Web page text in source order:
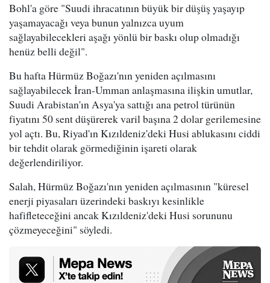
Bohl'a göre "Suudi ihracatının büyük bir düşüş yaşayıp
yaşamayacağı veya bunun yalnızca uyum
sağlayabilecekleri aşağı yönlü bir baskı olup olmadığı
henüz belli değil".
Bu hafta Hürmüz Boğazı'nın yeniden açılmasını
sağlayabilecek İran-Umman anlaşmasına ilişkin umutlar,
Suudi Arabistan'ın Asya'ya sattığı ana petrol türünün
fiyatını 50 sent düşürerek varil başına 2 dolar gerilemesine
yol açtı. Bu, Riyad'ın Kızıldeniz'deki Husi ablukasını ciddi
bir tehdit olarak görmediğinin işareti olarak
değerlendiriliyor.
Salah, Hürmüz Boğazı'nın yeniden açılmasının "küresel
enerji piyasaları üzerindeki baskıyı kesinlikle
hafifleteceğini ancak Kızıldeniz'deki Husi sorununu
çözmeyeceğini" söyledi.